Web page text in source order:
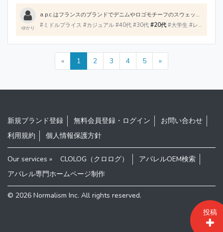
ゆかり
a.p.c.はフランスのブランドでデニムやロゴモチーフのスウェットなどのカジュアルアイテムが得意。お値段は安くはないですが、素材や縫製がしっかりしていてデザインがベーシックなので長く着られるアイテムが多いです。
#ミドルプライス #カジュアル #40代 #30代 #20代 #大学生 #レディース #メンズ #バッグ #シューズ
« 1 2 3 4 5 »
新規ブランド登録 無料会員登録・ログイン
お問い合わせ
利用規約
個人情報保護方針
Our services » CLOLOG（クロログ）
アパレルOEM検索
アパレル専門ホームページ制作
© 2026 Normalism Inc. All rights reserved.
投稿